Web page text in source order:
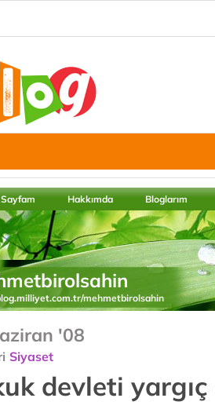
Hakkımda Bloglarım
mehmetbirolsahin
'08
Siyaset
devleti